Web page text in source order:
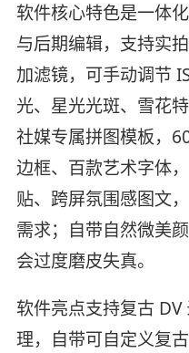
软件核心特色是一体
与后期编辑，支持实
加滤镜，可手动调节
光、星光光斑、雪花
社媒专属拼图模板，
边框、百款艺术字体
贴、跨屏氛围感图文
需求；自带自然微美
会过度磨皮失真。
软件亮点支持复古
理，自带可自定义复